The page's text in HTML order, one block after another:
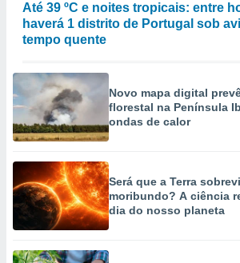
Até 39 ºC e noites tropicais: entre
haverá 1 distrito de Portugal sob
tempo quente
Novo mapa digital
florestal na Península
ondas de calor
Será que a Terra
moribundo? A ciência
dia do nosso planeta